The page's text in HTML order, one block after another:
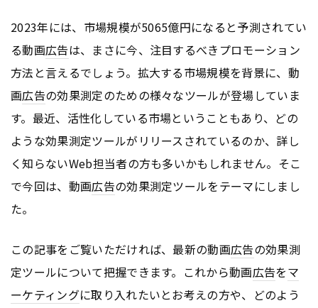
2023年には、市場規模が5065億円になると予測されてい
る動画広告は、まさに今、注目するべきプロモーション
方法と言えるでしょう。拡大する市場規模を背景に、動
画広告の効果測定のための様々なツールが登場していま
す。最近、活性化している市場ということもあり、どの
ような効果測定ツールがリリースされているのか、詳し
く知らないWeb担当者の方も多いかもしれません。そこ
で今回は、動画広告の効果測定ツールをテーマにしまし
た。
この記事をご覧いただければ、最新の動画広告の効果測
定ツールについて把握できます。これから動画広告をマ
ーケティングに取り入れたいとお考えの方や、どのよう